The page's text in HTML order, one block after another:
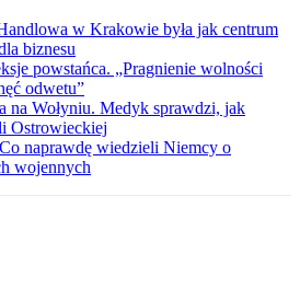
w Krakowie była jak centrum
biznesu
powstańca. „Pragnienie wolności
odwetu”
na Wołyniu. Medyk sprawdzi, jak
Ostrowieckiej
naprawdę wiedzieli Niemcy o
wojennych